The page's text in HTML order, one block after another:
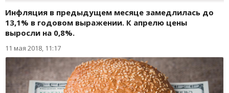
Инфляция в предыдущем месяце замедлилась до
13,1% в годовом выражении. К апрелю цены
выросли на 0,8%.
11 мая 2018, 11:17